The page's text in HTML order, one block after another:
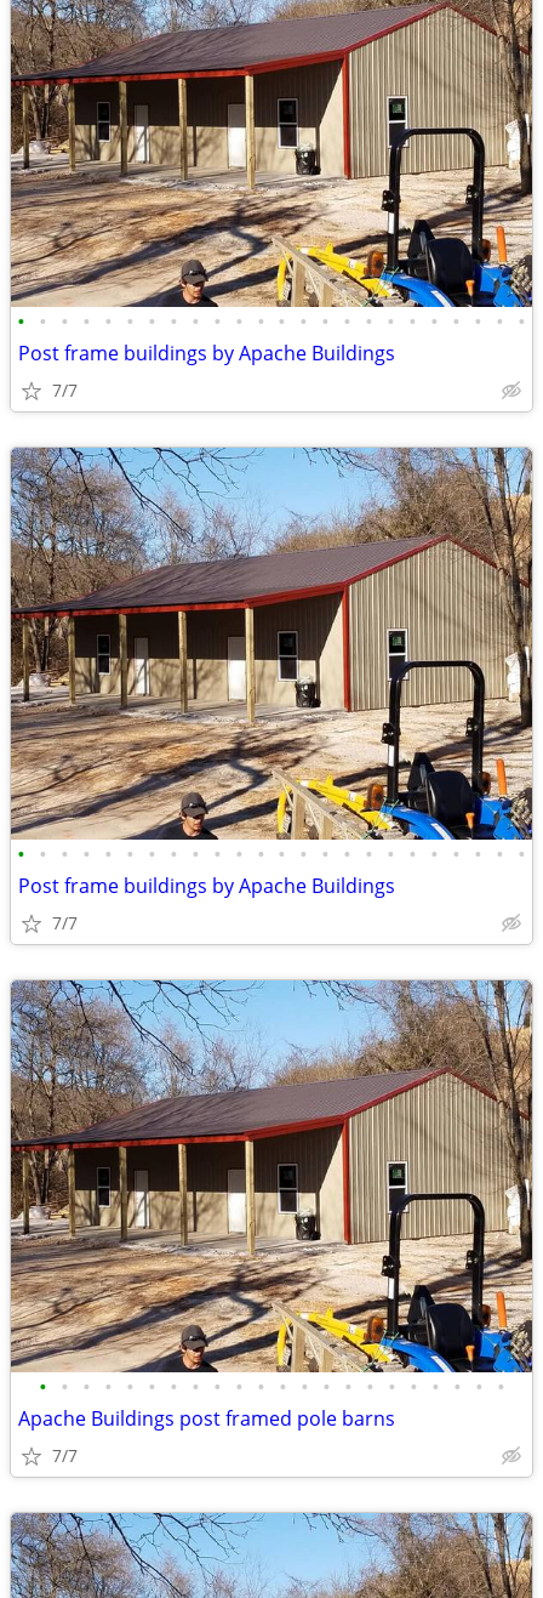
• • • • • • • • • • • • • • • • • • • • • • • •
Post frame buildings by Apache Buildings
7/7
• • • • • • • • • • • • • • • • • • • • • • • •
Post frame buildings by Apache Buildings
7/7
• • • • • • • • • • • • • • • • • • • • • •
Apache Buildings post framed pole barns
7/7